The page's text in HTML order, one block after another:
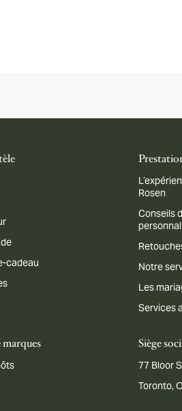
cadeau
Rosen
Conseils
Notre
Les
Services
Siège
77 Bloor
Toronto,